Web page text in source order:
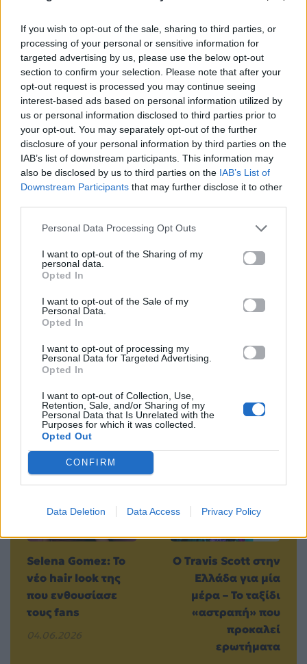
If you wish to opt-out of the sale, sharing to third parties, or
processing of your personal or sensitive information for
targeted advertising by us, please use the below opt-out
section to confirm your selection. Please note that after your
opt-out request is processed you may continue seeing
interest-based ads based on personal information utilized by
us or personal information disclosed to third parties prior to
your opt-out. You may separately opt-out of the further
disclosure of your personal information by third parties on the
IAB’s list of downstream participants. This information may
also be disclosed by us to third parties on the IAB’s List of
Downstream Participants that may further disclose it to other
Personal Data Processing Opt Outs
I want to opt-out of the Sharing of my
personal data.
Opted In
I want to opt-out of the Sale of my
Personal Data.
Opted In
I want to opt-out of processing my
Personal Data for Targeted Advertising.
Opted In
I want to opt-out of Collection, Use,
Retention, Sale, and/or Sharing of my
Personal Data that Is Unrelated with the
Purposes for which it was collected.
Opted Out
CONFIRM
Data Deletion Data Access Privacy Policy
To «The Cure» της Olivia Rodrigo κάνει
ντεμπούτο στην κορυφή – No1 από την πρώτη
εβδομάδα
Για σχόλια, μηνύματα ή φωτογραφικό υλικό
σχετικά με το Mad.gr, επισκεφτείτε μας στο
Facebook, επικοινωνήστε μέσωTwitterή
ακολουθήστε μας στοInstagram.
Black Coffee
Ακολουθήστε το
Mad.gr στο Google
Ακολουθήστε το
Προηγούμενο
Selena Gomez: Το
νέο hair look της
που ενθουσίασε
τους fans
04.06.2026
Ο Travis Scott στην
Ελλάδα για μία
μέρα – Το ταξίδι
«αστραπή» που
προκαλεί
ερωτήματα